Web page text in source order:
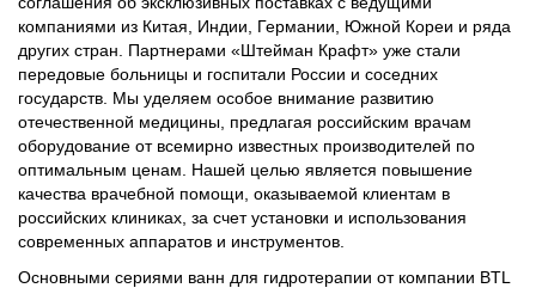
компаниями из Китая, Индии, Германии, Южной Кореи и ряда
других стран. Партнерами «Штейман Крафт» уже стали
передовые больницы и госпитали России и соседних
государств. Мы уделяем особое внимание развитию
отечественной медицины, предлагая российским врачам
оборудование от всемирно известных производителей по
оптимальным ценам. Нашей целью является повышение
качества врачебной помощи, оказываемой клиентам в
российских клиниках, за счет установки и использования
современных аппаратов и инструментов.
Основными сериями ванн для гидротерапии от компании BTL